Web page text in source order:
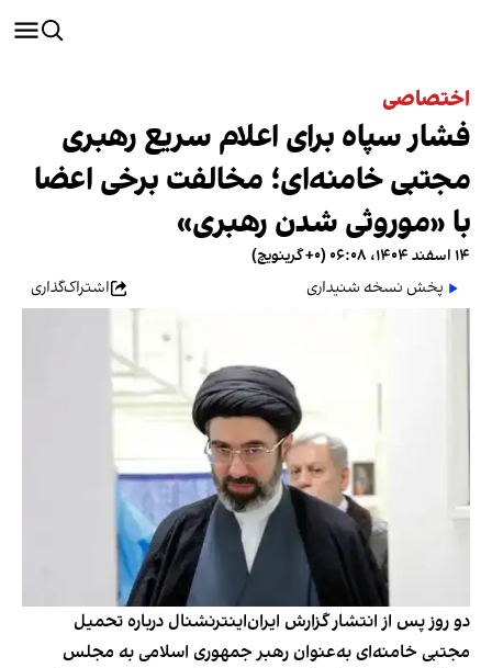
اختصاصی
فشار سپاه برای اعلام سریع رهبری
مجتبی خامنه‌ای؛ مخالفت‌ برخی اعضا
با «موروثی شدن رهبری»
۱۴ اسفند ۱۴۰۴، ۰۶:۰۸ (‎+۰ گرینویچ)
پخش نسخه شنیداری
اشتراک‌گذاری
دو روز پس از انتشار گزارش ایران‌اینترنشنال درباره تحمیل
مجتبی خامنه‌ای به‌عنوان رهبر جمهوری اسلامی به مجلس